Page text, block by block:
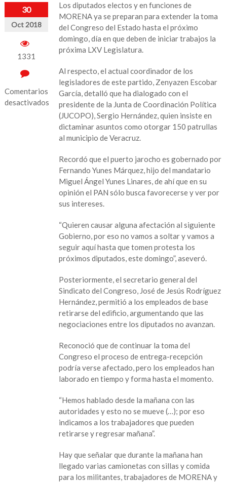
30
Oct 2018
1331
Comentarios
desactivados
Los diputados electos y en funciones de
MORENA ya se preparan para extender la toma
del Congreso del Estado hasta el próximo
domingo, día en que deben de iniciar trabajos la
próxima LXV Legislatura.
Al respecto, el actual coordinador de los
legisladores de este partido, Zenyazen Escobar
García, detalló que ha dialogado con el
presidente de la Junta de Coordinación Política
(JUCOPO), Sergio Hernández, quien insiste en
dictaminar asuntos como otorgar 150 patrullas
al municipio de Veracruz.
Recordó que el puerto jarocho es gobernado por
Fernando Yunes Márquez, hijo del mandatario
Miguel Ángel Yunes Linares, de ahí que en su
opinión el PAN sólo busca favorecerse y ver por
sus intereses.
“Quieren causar alguna afectación al siguiente
Gobierno, por eso no vamos a soltar y vamos a
seguir aquí hasta que tomen protesta los
próximos diputados, este domingo”, aseveró.
Posteriormente, el secretario general del
Sindicato del Congreso, José de Jesús Rodríguez
Hernández, permitió a los empleados de base
retirarse del edificio, argumentando que las
negociaciones entre los diputados no avanzan.
Reconoció que de continuar la toma del
Congreso el proceso de entrega-recepción
podría verse afectado, pero los empleados han
laborado en tiempo y forma hasta el momento.
“Hemos hablado desde la mañana con las
autoridades y esto no se mueve (…); por eso
indicamos a los trabajadores que pueden
retirarse y regresar mañana”.
Hay que señalar que durante la mañana han
llegado varias camionetas con sillas y comida
para los militantes, trabajadores de MORENA y